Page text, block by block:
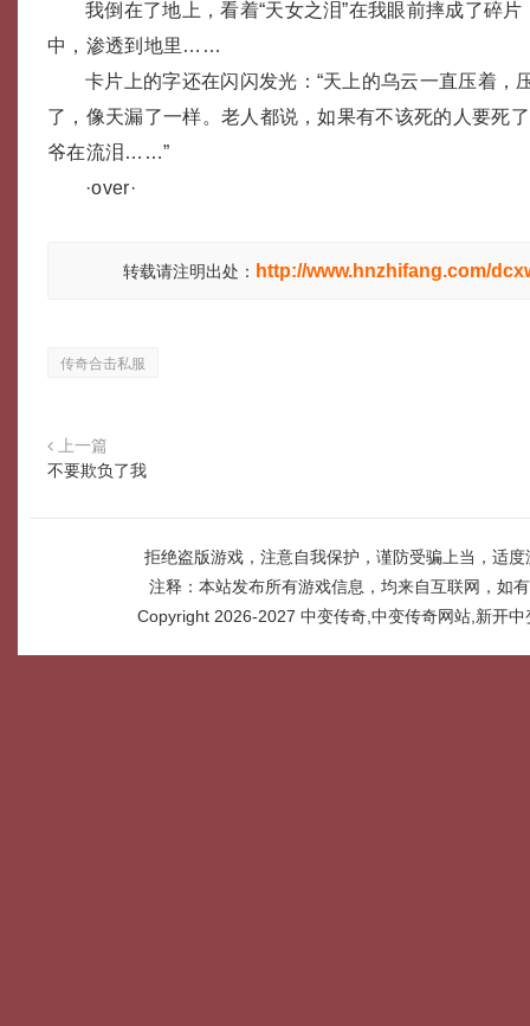
我倒在了地上，看着“天女之泪”在我眼前摔成了碎
中，渗透到地里……
卡片上的字还在闪闪发光：“天上的乌云一直压着，
了，像天漏了一样。老人都说，如果有不该死的人要死
爷在流泪……”
·over·
转载请注明出处： http://www.hnzhifang.com/
传奇合击私服
上一篇
不要欺负了我
拒绝盗版游戏，注意自我保护，谨防受骗上当，适
注释：本站发布所有游戏信息，均来自互联网，如
Copyright 2026-2027 中变传奇,中变传奇网站,新开